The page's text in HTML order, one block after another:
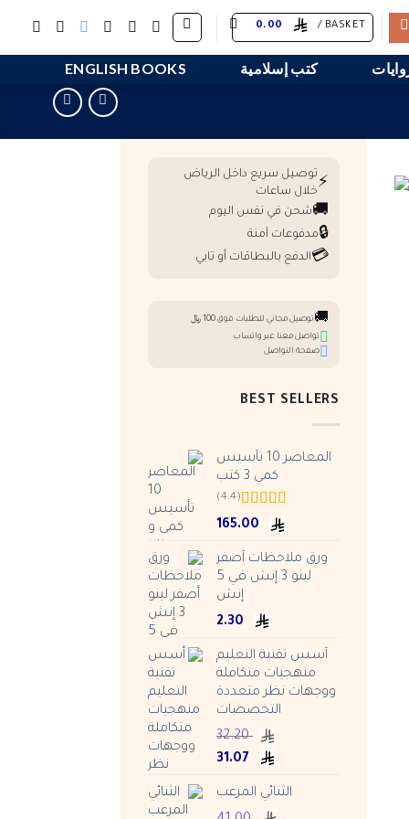
BASKET /
كتب إسلامية ENGLISH BOOKS
⚡
توصيل سريع داخل الرياض
خلال ساعات
🚚شحن في نفس اليوم
🔒مدفوعات آمنة
💳الدفع بالبطاقات أو تابي
🚚 توصيل مجاني للطلبات فوق 100 ﷼
تواصل معنا عبر واتساب
صفحة التواصل
BEST SELLERS
المعاصر 10 تأسيس
كمي 3 كتب
Rated4.38
out of 5
(4.4)
ورق ملاحظات أصفر
لينو 3 إنش في 5
إنش
أسس تقنية التعليم
منهجيات متكاملة
ووجهات نظر متعددة
التخصصات
32.20
Original
ر.س 32.20.
Current
الثنائي المرعب